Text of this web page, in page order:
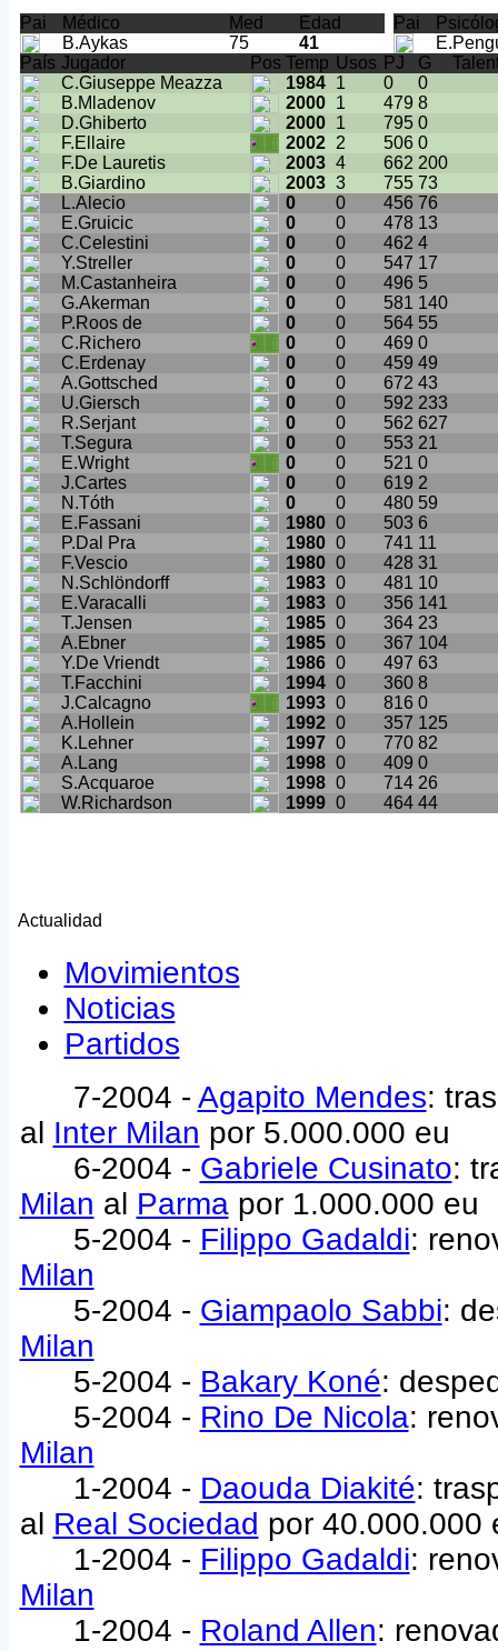
Pai Médico Med Edad Pai
B.Aykas
75 41
País Jugador Pos Temp Usos PJ G
C.Giuseppe Meazza
1984 1 0
0
B.Mladenov
2000 1 479 8
D.Ghiberto
2000 1 795 0
F.Ellaire
2002 2 506 0
F.De Lauretis
2003 4 662 200
B.Giardino
2003 3 755 73
L.Alecio
0 0 456 76
E.Gruicic
0 0 478 13
C.Celestini
0 0 462 4
Y.Streller
0 0 547 17
M.Castanheira
0 0 496 5
G.Akerman
0 0 581 140
P.Roos de
0 0 564 55
C.Richero
0 0 469 0
C.Erdenay
0 0 459 49
A.Gottsched
0 0 672 43
U.Giersch
0 0 592 233
R.Serjant
0 0 562 627
T.Segura
0 0 553 21
E.Wright
0 0 521 0
J.Cartes
0 0 619 2
N.Tóth
0 0 480 59
E.Fassani
1980 0 503 6
P.Dal Pra
1980 0 741 11
F.Vescio
1980 0 428 31
N.Schlöndorff
1983 0 481 10
E.Varacalli
1983 0 356 141
T.Jensen
1985 0 364 23
A.Ebner
1985 0 367 104
Y.De Vriendt
1986 0 497 63
T.Facchini
1994 0 360 8
J.Calcagno
1993 0 816 0
A.Hollein
1992 0 357 125
K.Lehner
1997 0 770 82
A.Lang
1998 0 409 0
S.Acquaroe
1998 0 714 26
W.Richardson
1999 0 464 44
Actualidad
Movimientos
Noticias
Partidos
7-2004 - Agapito Mendes:
al Inter Milan por 5.000.000 eu
6-2004 - Gabriele Cusinato:
Milan al Parmapor 1.000.000 eu
5-2004 - Filippo Gadaldi:
Milan
5-2004 - Giampaolo Sabbi:
Milan
5-2004 - Bakary Koné:
5-2004 - Rino De Nicola:
Milan
1-2004 - Daouda Diakité:
al Real Sociedad por 40.000.000
1-2004 - Filippo Gadaldi:
Milan
1-2004 - Roland Allen: